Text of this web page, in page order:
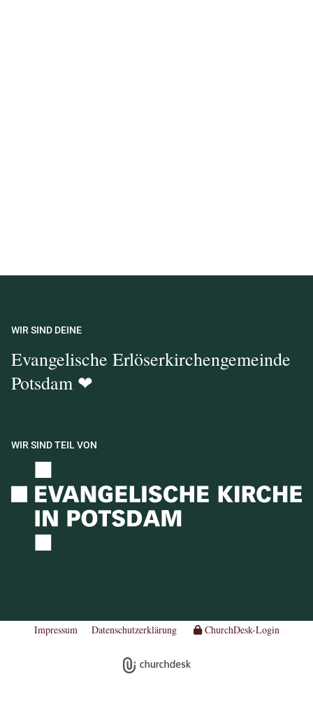
WIR SIND DEINE
Evangelische Erlöserkirchengemeinde
Potsdam ❤
WIR SIND TEIL VON
Impressum Datenschutzerklärung ChurchDesk-Login